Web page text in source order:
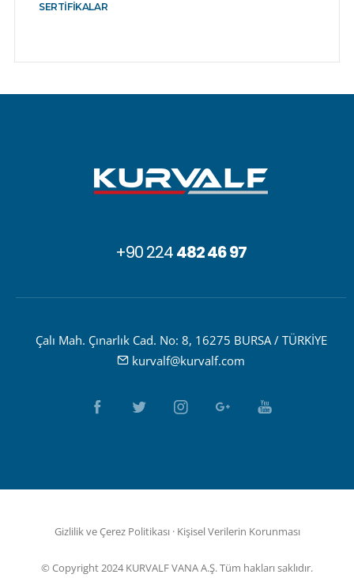
SERTIFIKALAR
+90 224482 46 97
Çalı Mah. Çınarlık Cad. No: 8, 16275 BURSA / TÜRKİYE
kurvalf@kurvalf.com
Gizlilik ve Çerez Politikası · Kişisel Verilerin Korunması
© Copyright 2024 KURVALF VANA A.Ş. Tüm hakları saklıdır.